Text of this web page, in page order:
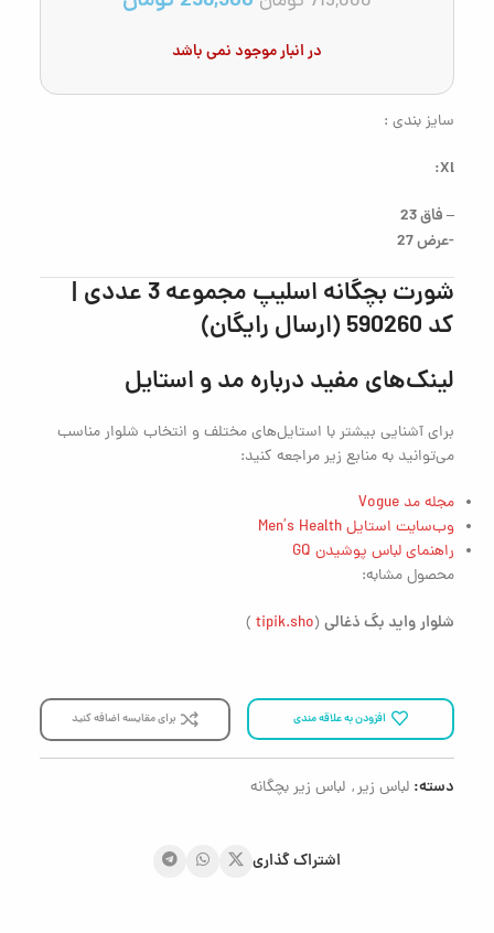
در انبار موجود نمی باشد
سایز بندی :
Xl:
– فاق 23
-عرض 27
شورت بچگانه اسلیپ مجموعه 3 عددی |
کد 590260 (ارسال رایگان)
لینک‌های مفید درباره مد و استایل
برای آشنایی بیشتر با استایل‌های مختلف و انتخاب شلوار مناسب
می‌توانید به منابع زیر مراجعه کنید:
مجله مد Vogue
وب‌سایت استایل Men’s Health
راهنمای لباس پوشیدن GQ
محصول مشابه:
شلوارواید بگ ذغالی (
tipik.sho
)
افزودن به علاقه مندی برای مقایسه اضافه کنید
دسته: لباس زیر, لباس زیر بچگانه
اشتراک گذاری